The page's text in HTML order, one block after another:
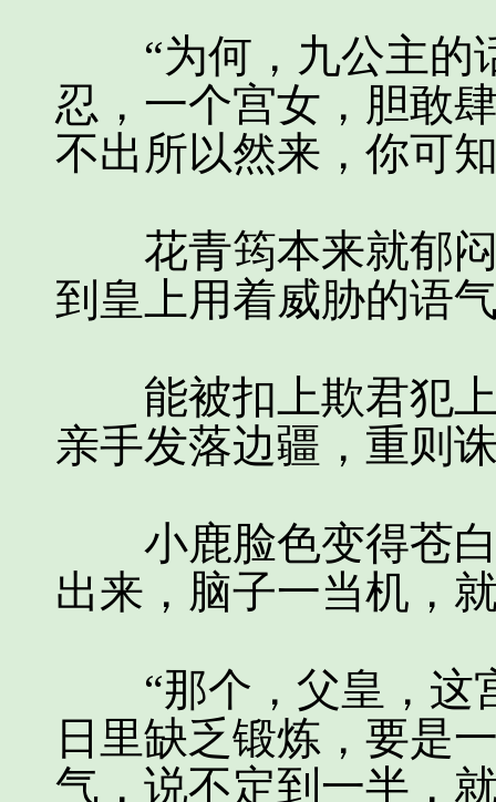
“为何，九公主的
忍，一个宫女，胆敢
不出所以然来，你可
花青筠本来就郁闷
到皇上用着威胁的语
能被扣上欺君犯上
亲手发落边疆，重则
小鹿脸色变得苍白
出来，脑子一当机，
“那个，父皇，这
日里缺乏锻炼，要是
气，说不定到一半，